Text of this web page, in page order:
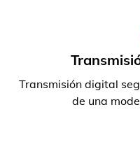
Transmisión digital
de una